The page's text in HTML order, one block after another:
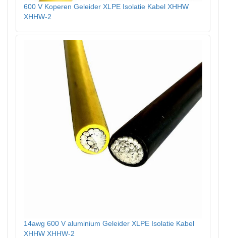
600 V Koperen Geleider XLPE Isolatie Kabel XHHW
XHHW-2
14awg 600 V aluminium Geleider XLPE Isolatie Kabel
XHHW XHHW-2